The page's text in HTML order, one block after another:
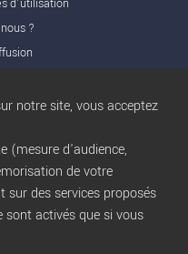
?
Pronotre site, vous acceptez
(mesure d'audience,
de votre
sur des services proposés
sont activés que si vous